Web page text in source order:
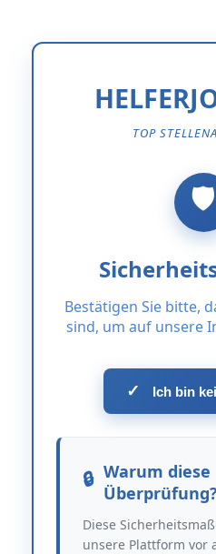
TOP
Bestätigen Sie bitte,
sind, um auf unsere
✓ Ich bin
Warum diese
Überprüfung?
Diese
unsere Plattform vor